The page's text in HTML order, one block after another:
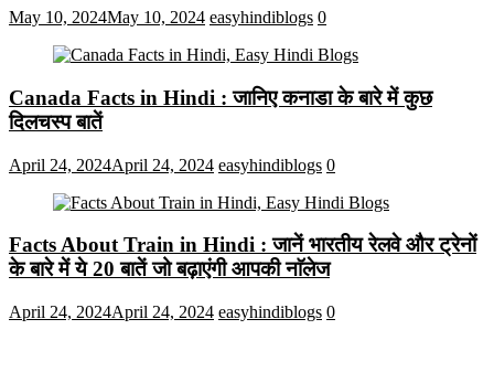
May 10, 2024May 10, 2024 easyhindiblogs 0
Canada Facts in Hindi : जानिए कनाडा के बारे में कुछ
दिलचस्प बातें
April 24, 2024April 24, 2024 easyhindiblogs 0
Facts About Train in Hindi : जानें भारतीय रेलवे और ट्रेनों
के बारे में ये 20 बातें जो बढ़ाएंगी आपकी नाॅलेज
April 24, 2024April 24, 2024 easyhindiblogs 0